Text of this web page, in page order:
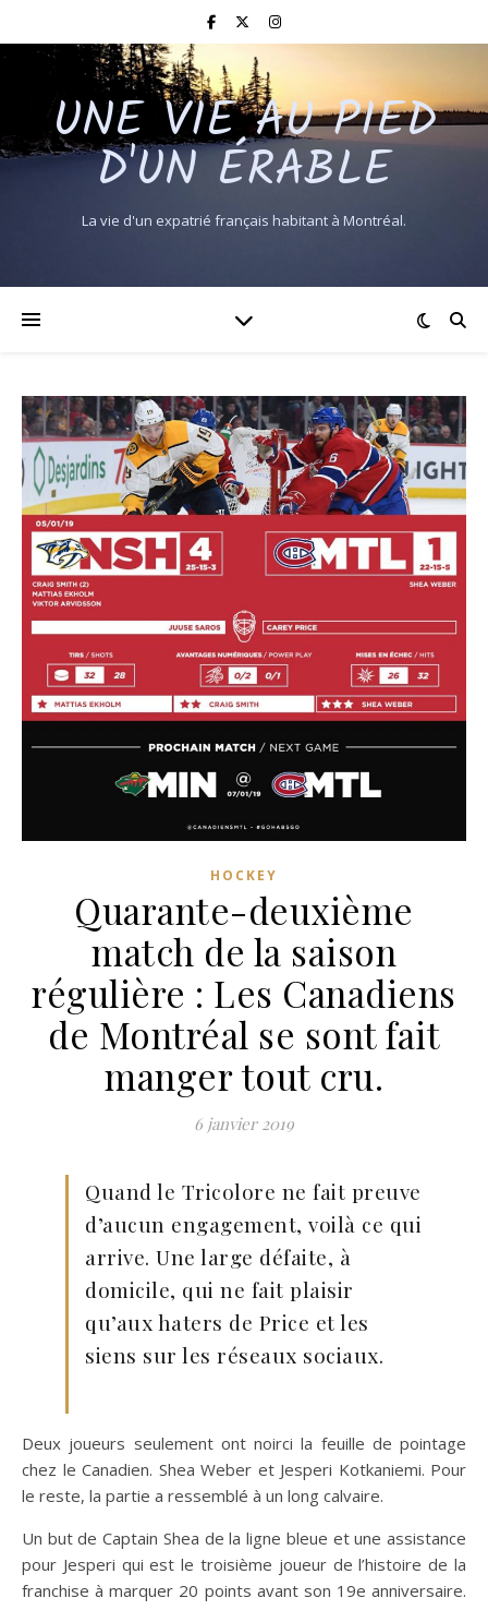
UNE VIE AU PIED
D'UN ÉRABLE
La vie d'un expatrié français habitant à Montréal.
HOCKEY
Quarante-deuxième
match de la saison
régulière : Les Canadiens
de Montréal se sont fait
manger tout cru.
6 janvier 2019
Quand le Tricolore ne fait preuve
d’aucun engagement, voilà ce qui
arrive. Une large défaite, à
domicile, qui ne fait plaisir
qu’aux haters de Price et les
siens sur les réseaux sociaux.
Deux joueurs seulement ont noirci la feuille de pointage
chez le Canadien. Shea Weber et Jesperi Kotkaniemi. Pour
le reste, la partie a ressemblé à un long calvaire.
Un but de Captain Shea de la ligne bleue et une assistance
pour Jesperi qui est le troisième joueur de l’histoire de la
franchise à marquer 20 points avant son 19e anniversaire.